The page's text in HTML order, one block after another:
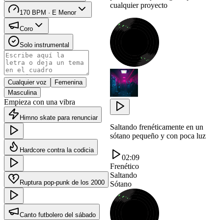
170 BPM · E Menor
Coro
Solo instrumental
Cualquier voz
Femenina
Masculina
Empieza con una vibra
Himno skate para renunciar
Hardcore contra la codicia
Ruptura pop-punk de los 2000
Canto futbolero del sábado
cualquier proyecto
Saltando frenéticamente en un
sótano pequeño y con poca luz
02:09
Frenético
Saltando
Sótano